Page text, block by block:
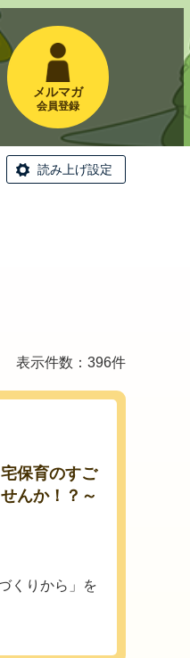
メルマガ
会員登録
読み上げ設定
表示件数：396件
保育のすご
んか！？～
くりから」を